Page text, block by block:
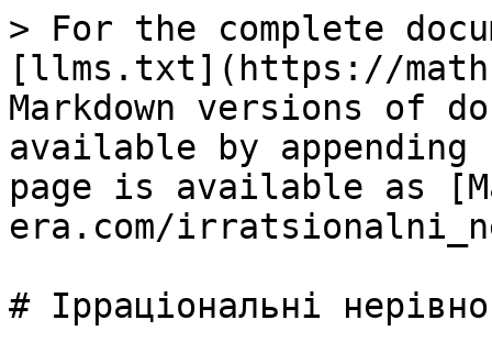
> For the complete
[llms.txt](https://
Markdown versions of
available by
page is available as
era.com/
# Ірраціональні